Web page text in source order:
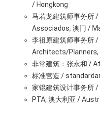
/ Hongkong
马若龙建筑师事务所
Associados, 澳门 /
李祖原建筑师事务所 /
Architects/Planners,
非常建筑：张永和 /
标准营造 /
家锟建筑设计事务所
PTA, 澳大利亚 /